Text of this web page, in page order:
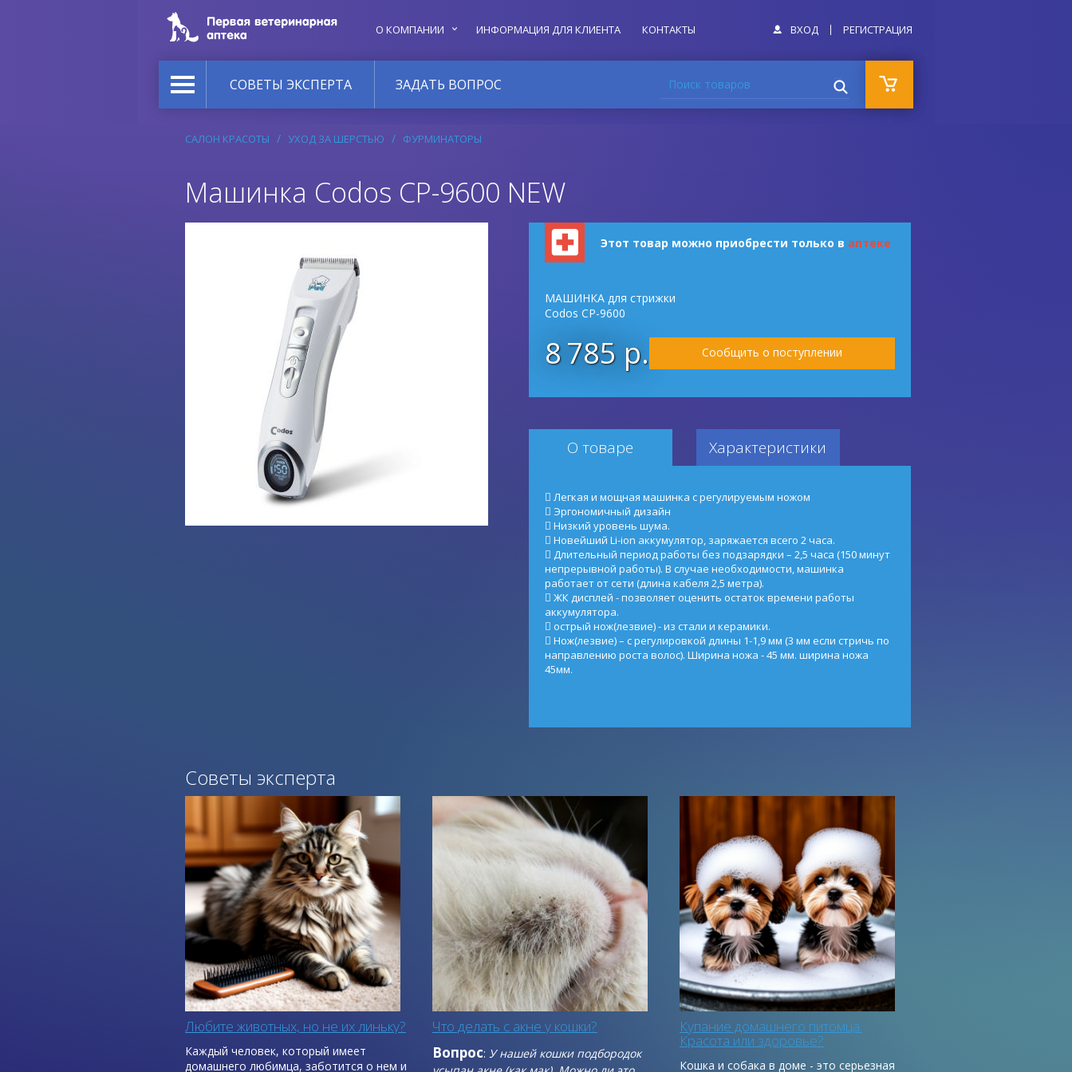
О КОМПАНИИ ИНФОРМАЦИЯ ДЛЯ КЛИЕНТА КОНТАКТЫ ВХОД РЕГИСТРАЦИЯ
СОВЕТЫ ЭКСПЕРТА ЗАДАТЬ ВОПРОС Поиск товаров
САЛОН КРАСОТЫ УХОД ЗА ШЕРСТЬЮ ФУРМИНАТОРЫ
Машинка Codos CP-9600 NEW
Этот товар можно приобрести только в аптеке
МАШИНКА для стрижки
Codos CP-9600
8 785 р. Сообщить о поступлении
О товаре Характеристики
 Легкая и мощная машинка с регулируемым ножом
 Эргономичный дизайн
 Низкий уровень шума.
 Новейший Li-ion аккумулятор, заряжается всего 2 часа.
 Длительный период работы без подзарядки – 2,5 часа (150 минут
непрерывной работы). В случае необходимости, машинка
работает от сети (длина кабеля 2,5 метра).
 ЖК дисплей - позволяет оценить остаток времени работы
аккумулятора.
 острый нож(лезвие) - из стали и керамики.
 Нож(лезвие) – с регулировкой длины 1-1,9 мм (3 мм если стричь по
направлению роста волос). Ширина ножа - 45 мм. ширина ножа
45мм.
Советы эксперта
Любите животных, но не их линьку?
Каждый человек, который имеет
домашнего любимца, заботится о нем и
Что делать с акне у кошки?
Вопрос: У нашей кошки подбородок
Купание домашнего питомца.
Красота или здоровье?
Кошка и собака в доме - это серьезная